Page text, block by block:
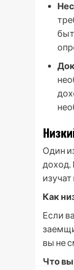
Один
доход.
Как
Если
вы не
Что